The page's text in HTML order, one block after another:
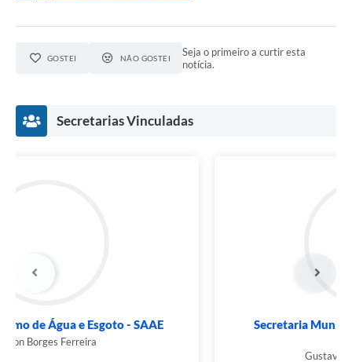
GOSTEI NÃO GOSTEI
Seja o primeiro a curtir esta
notícia.
Secretarias Vinculadas
Secretaria Municipal de Urbanismo e Meio